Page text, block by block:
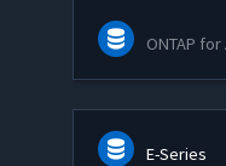
ONTAP for
E-Series